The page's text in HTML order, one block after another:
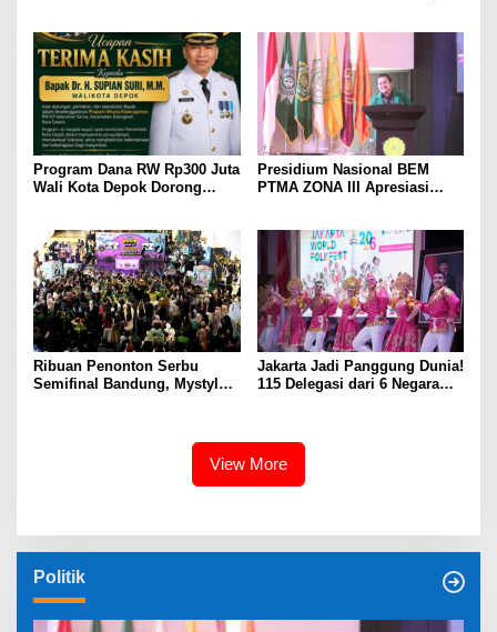
Program Dana RW Rp300 Juta
Wali Kota Depok Dorong
RW 03 Serua Gelar Wisata
Keberagaman
Presidium Nasional BEM
PTMA ZONA III Apresiasi
di Kejaksaan
Ribuan Penonton Serbu
Semifinal Bandung, Mystylez
Jakarta Jadi Panggung Dunia!
115 Delegasi dari 6 Negara
View More
Politik